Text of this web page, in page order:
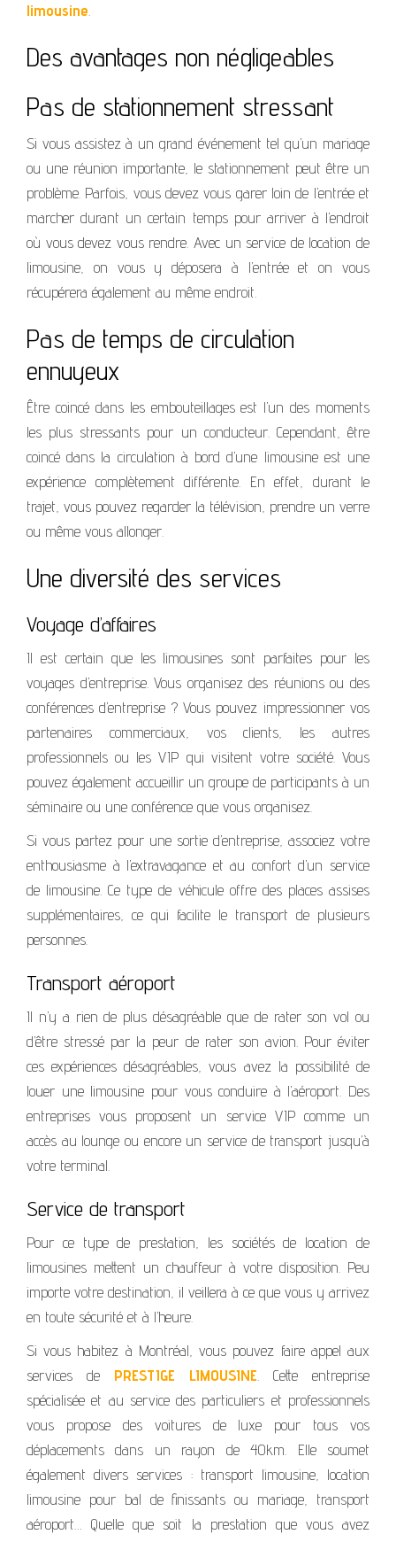
limousine
Des avantages non négligeables
Pas de stationnement stressant
Si vous assistez à un grand événement tel qu’un mariage
ou une réunion importante, le stationnement peut être un
problème. Parfois, vous devez vous garer loin de l’entrée et
marcher durant un certain temps pour arriver à l’endroit
où vous devez vous rendre. Avec un service de location de
limousine, on vous y déposera à l’entrée et on vous
récupérera également au même endroit.
Pas de temps de circulation
ennuyeux
Être coincé dans les embouteillages est l’un des moments
les plus stressants pour un conducteur. Cependant, être
coincé dans la circulation à bord d’une limousine est une
expérience complètement différente. En effet, durant le
trajet, vous pouvez regarder la télévision, prendre un verre
ou même vous allonger.
Une diversité des services
Voyage d’affaires
Il est certain que les limousines sont parfaites pour les
voyages d’entreprise. Vous organisez des réunions ou des
conférences d’entreprise ? Vous pouvez impressionner vos
partenaires commerciaux, vos clients, les autres
professionnels ou les VIP qui visitent votre société. Vous
pouvez également accueillir un groupe de participants à un
séminaire ou une conférence que vous organisez.
Si vous partez pour une sortie d’entreprise, associez votre
enthousiasme à l’extravagance et au confort d’un service
de limousine. Ce type de véhicule offre des places assises
supplémentaires, ce qui facilite le transport de plusieurs
personnes.
Transport aéroport
Il n’y a rien de plus désagréable que de rater son vol ou
d’être stressé par la peur de rater son avion. Pour éviter
ces expériences désagréables, vous avez la possibilité de
louer une limousine pour vous conduire à l’aéroport. Des
entreprises vous proposent un service VIP comme un
accès au lounge ou encore un service de transport jusqu’à
votre terminal.
Service de transport
Pour ce type de prestation, les sociétés de location de
limousines mettent un chauffeur à votre disposition. Peu
importe votre destination, il veillera à ce que vous y arrivez
en toute sécurité et à l’heure.
Si vous habitez à Montréal, vous pouvez faire appel aux
services de PRESTIGE LIMOUSINE . Cette entreprise
spécialisée et au service des particuliers et professionnels
vous propose des voitures de luxe pour tous vos
déplacements dans un rayon de 40km. Elle soumet
également divers services : transport limousine, location
limousine pour bal de finissants ou mariage, transport
aéroport… Quelle que soit la prestation que vous avez